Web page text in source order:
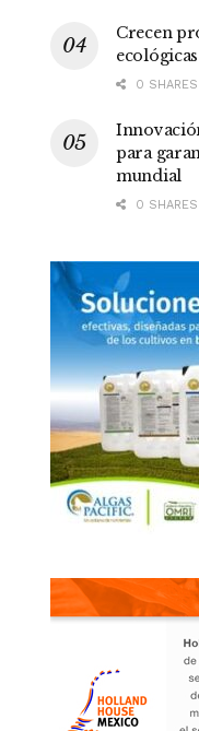
Crecen
0 SHARES
para
mundial
0 SHARES